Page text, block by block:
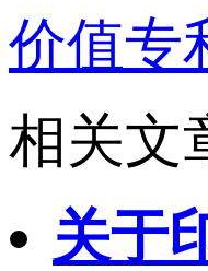
价值专
相关文
关于